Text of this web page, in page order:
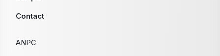
Contact
ANPC